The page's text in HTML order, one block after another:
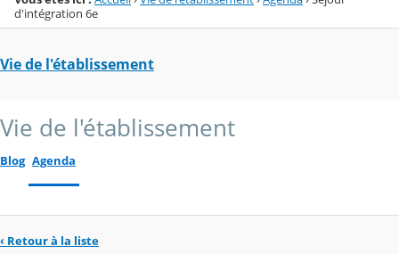
d'intégration 6e
Vie de l'établissement
Vie de l'établissement
Blog Agenda
‹ Retour à la liste